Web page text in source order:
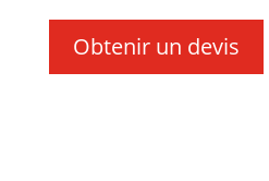
Obtenir un devis